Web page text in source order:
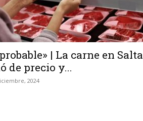
| La carne en Salta
de precio y...
2024